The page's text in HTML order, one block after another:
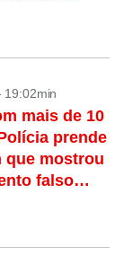
19:02min
mais de 10
prende
que mostrou
falso